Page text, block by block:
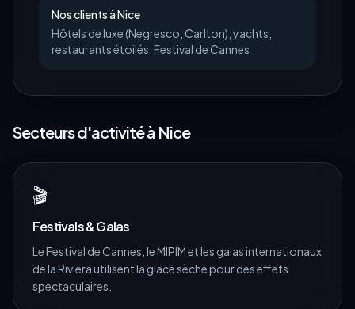
Nos clients àNice
Hôtels de luxe (Negresco, Carlton), yachts,
restaurants étoilés, Festival de Cannes
Secteurs d'activité à Nice
🎬
Festivals & Galas
Le Festival de Cannes, le MIPIM et les galas internationaux
de la Riviera utilisent la glace sèche pour des effets
spectaculaires.